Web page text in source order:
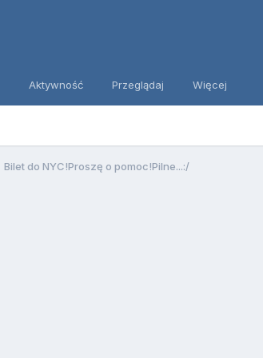
Aktywność Przeglądaj Więcej
Bilet do NYC!Proszę o pomoc!Pilne...:/